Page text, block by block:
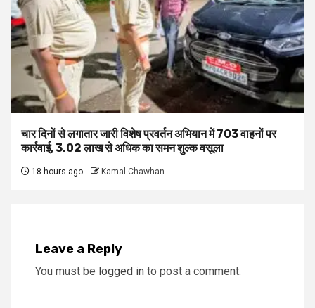
चार दिनों से लगातार जारी विशेष प्रवर्तन अभियान में 703 वाहनों पर
कार्रवाई, ₹3.02 लाख से अधिक का समन शुल्क वसूला
18 hours ago Kamal Chawhan
Leave a Reply
You must be logged in to post a comment.